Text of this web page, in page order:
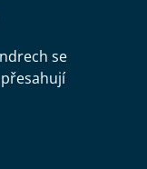
se